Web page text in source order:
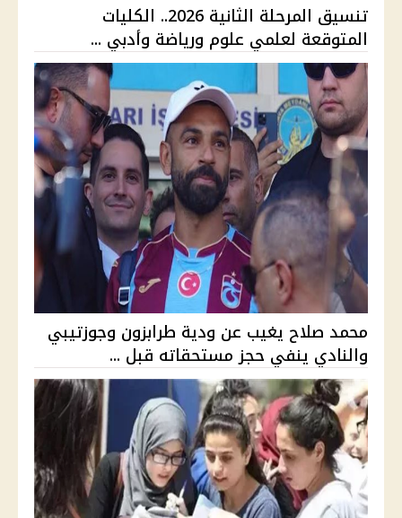
تنسيق المرحلة الثانية 2026.. الكليات
المتوقعة لعلمي علوم ورياضة وأدبي ...
محمد صلاح يغيب عن ودية طرابزون وجوزتيبي
والنادي ينفي حجز مستحقاته قبل ...